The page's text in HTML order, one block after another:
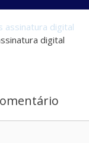
digital